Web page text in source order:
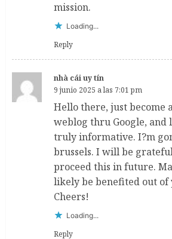
mission.
Loading...
Reply
nhà cái uy tín
9 junio 2025 a las 7:01 pm
Hello there, just become
weblog thru Google, and
truly informative. I?m
brussels. I will be
proceed this in future.
likely be benefited out
Cheers!
Loading...
Reply